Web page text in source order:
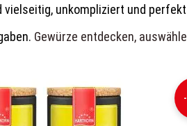
vielseitig, unkompliziert und
Gewürze entdecken,